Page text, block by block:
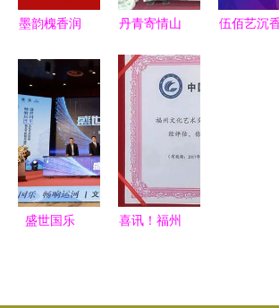
墨韵槐香润
志愿暖蓉城
——成
都“5·23”文
艺志愿服务
日暨天府文
化社区艺术
丹青寄情山
张文山先生
与银洋酒店
文化艺术交
伍佰艺沉
盛世国乐
喜讯！福州